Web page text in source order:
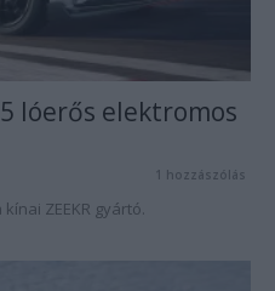
lóerős elektromos
1 hozzászólás
ZEEKR gyártó.